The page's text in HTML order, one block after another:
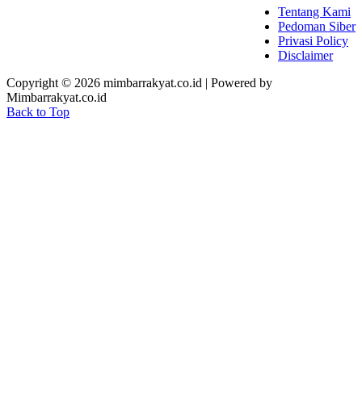
Tentang Kami
Pedoman Siber
Privasi Policy
Disclaimer
Copyright © 2026 mimbarrakyat.co.id | Powered by
Mimbarrakyat.co.id
Back to Top